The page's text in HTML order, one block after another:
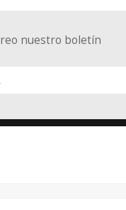
nuestro boletín